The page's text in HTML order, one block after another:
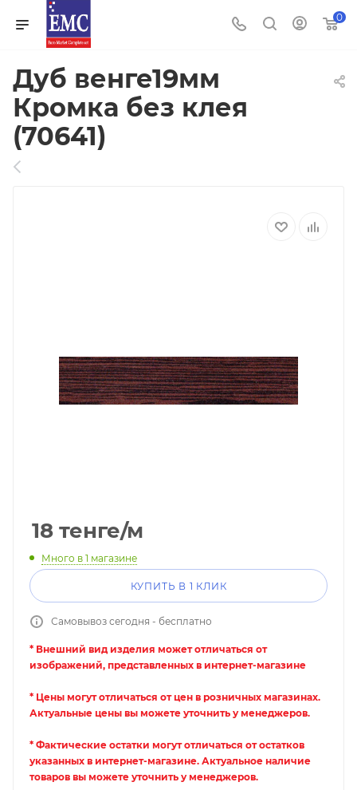
0
Дуб венге19мм
Кромка без клея
(70641)
18 тенге/м
Много в 1 магазине
КУПИТЬ В 1 КЛИК
Самовывоз сегодня - бесплатно
* Внешний вид изделия может отличаться от
изображений, представленных в интернет-магазине
* Цены могут отличаться от цен в розничных магазинах.
Актуальные цены вы можете уточнить у менеджеров.
* Фактические остатки могут отличаться от остатков
указанных в интернет-магазине. Актуальное наличие
товаров вы можете уточнить у менеджеров.